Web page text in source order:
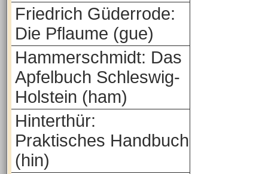
Friedrich Güderrode:
Die Pflaume (gue)
Hammerschmidt: Das
Apfelbuch Schleswig-
Holstein (ham)
Hinterthür:
Praktisches Handbuch
(hin)